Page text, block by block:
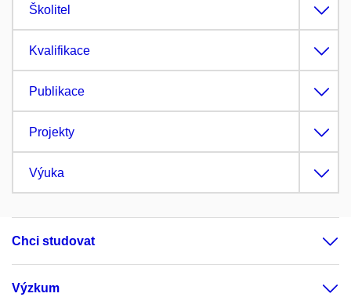
Školitel
Kvalifikace
Publikace
Projekty
Výuka
Chci studovat
Výzkum